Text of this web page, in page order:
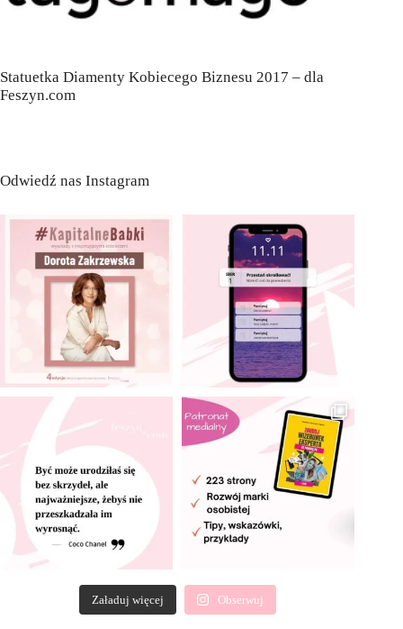
Statuetka Diamenty Kobiecego Biznesu 2017 – dla
Feszyn.com
Odwiedź nas Instagram
Załaduj więcej Obserwuj